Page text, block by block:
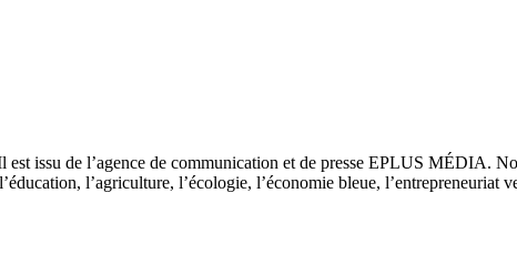
issu de l’agence de communication et de presse EPLUS MÉDIA.
l’agriculture, l’écologie, l’économie bleue, l’entrepreneuriat